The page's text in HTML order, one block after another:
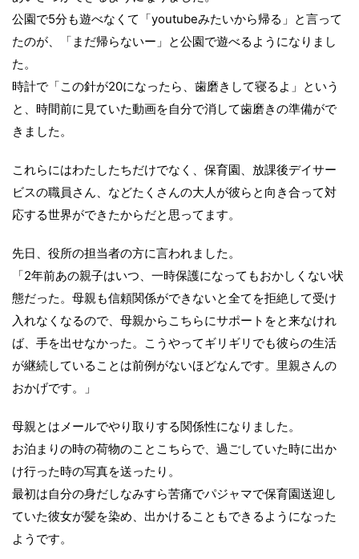
公園で5分も遊べなくて「youtubeみたいから帰る」と言って
たのが、「まだ帰らないー」と公園で遊べるようになりまし
た。
時計で「この針が20になったら、歯磨きして寝るよ」という
と、時間前に見ていた動画を自分で消して歯磨きの準備がで
きました。
これらにはわたしたちだけでなく、保育園、放課後デイサー
ビスの職員さん、などたくさんの大人が彼らと向き合って対
応する世界ができたからだと思ってます。
先日、役所の担当者の方に言われました。
「2年前あの親子はいつ、一時保護になってもおかしくない状
態だった。母親も信頼関係ができないと全てを拒絶して受け
入れなくなるので、母親からこちらにサポートをと来なけれ
ば、手を出せなかった。こうやってギリギリでも彼らの生活
が継続していることは前例がないほどなんです。里親さんの
おかげです。」
母親とはメールでやり取りする関係性になりました。
お泊まりの時の荷物のことこちらで、過ごしていた時に出か
け行った時の写真を送ったり。
最初は自分の身だしなみすら苦痛でパジャマで保育園送迎し
ていた彼女が髪を染め、出かけることもできるようになった
ようです。